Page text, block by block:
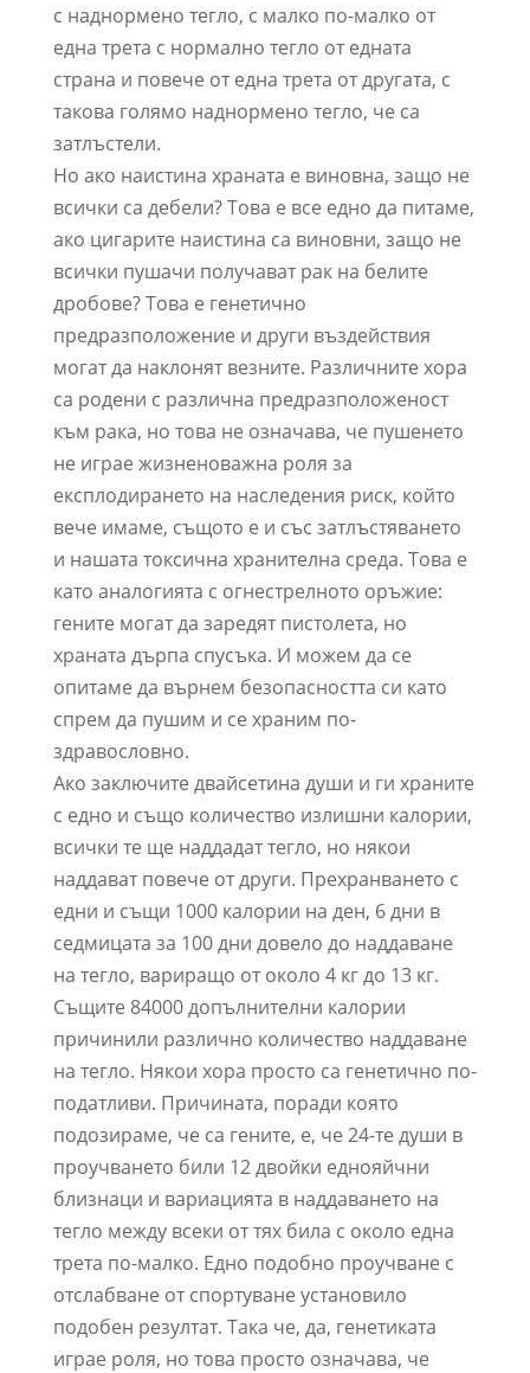
с наднормено тегло, с малко по-малко от
една трета с нормално тегло от едната
страна и повече от една трета от другата, с
такова голямо наднормено тегло, че са
затлъстели.
Но ако наистина храната е виновна, защо не
всички са дебели? Това е все едно да питаме,
ако цигарите наистина са виновни, защо не
всички пушачи получават рак на белите
дробове? Това е генетично
предразположение и други въздействия
могат да наклонят везните. Различните хора
са родени с различна предразположеност
към рака, но това не означава, че пушенето
не играе жизненоважна роля за
експлодирането на наследения риск, който
вече имаме, същото е и със затлъстяването
и нашата токсична хранителна среда. Това е
като аналогията с огнестрелното оръжие:
гените могат да заредят пистолета, но
храната дърпа спусъка. И можем да се
опитаме да върнем безопасността си като
спрем да пушим и се храним по-
здравословно.
Ако заключите двайсетина души и ги храните
с едно и също количество излишни калории,
всички те ще наддадат тегло, но някои
наддават повече от други. Прехранването с
едни и същи 1000 калории на ден, 6 дни в
седмицата за 100 дни довело до наддаване
на тегло, вариращо от около 4 кг до 13 кг.
Същите 84000 допълнителни калории
причинили различно количество наддаване
на тегло. Някои хора просто са генетично по-
податливи. Причината, поради която
подозираме, че са гените, е, че 24-те души в
проучването били 12 двойки еднояйчни
близнаци и вариацията в наддаването на
тегло между всеки от тях била с около една
трета по-малко. Едно подобно проучване с
отслабване от спортуване установило
подобен резултат. Така че, да, генетиката
играе роля, но това просто означава, че